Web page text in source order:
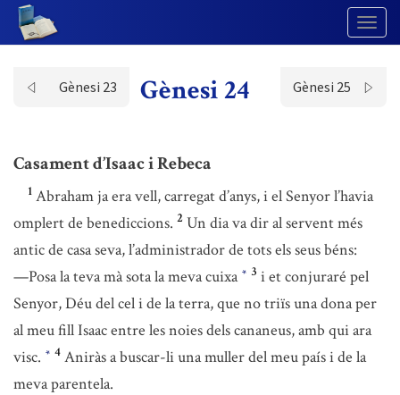
Gènesi 23 Gènesi 24 Gènesi 25
Casament d’Isaac i Rebeca
1 Abraham ja era vell, carregat d’anys, i el Senyor l’havia
omplert de benediccions. 2 Un dia va dir al servent més
antic de casa seva, l’administrador de tots els seus béns:
—Posa la teva mà sota la meva cuixa * 3 i et conjuraré pel
Senyor, Déu del cel i de la terra, que no triïs una dona per
al meu fill Isaac entre les noies dels cananeus, amb qui ara
visc. * 4 Aniràs a buscar-li una muller del meu país i de la
meva parentela.